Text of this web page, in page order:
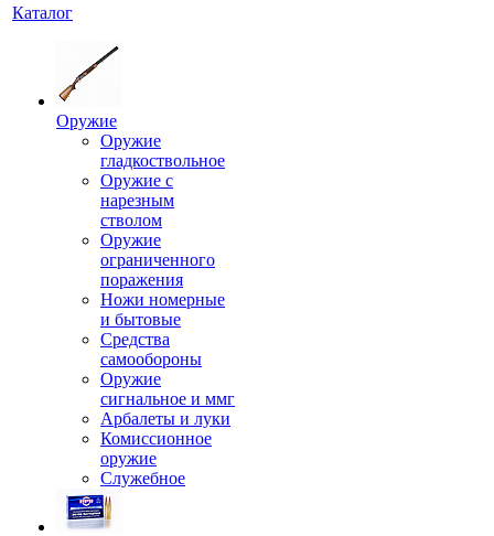
Каталог
Оружие
Оружие
гладкоствольное
Оружие с
нарезным
стволом
Оружие
ограниченного
поражения
Ножи номерные
и бытовые
Средства
самообороны
Оружие
сигнальное и ммг
Арбалеты и луки
Комиссионное
оружие
Служебное